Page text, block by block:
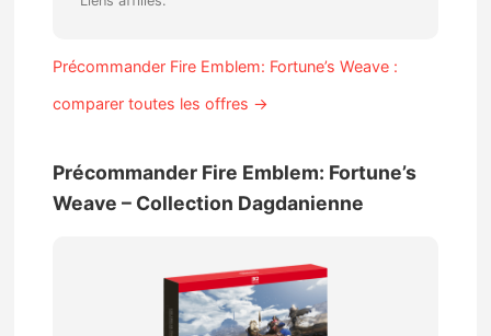
Précommander Fire Emblem: Fortune’s Weave :
comparer toutes les offres →
Précommander Fire Emblem: Fortune’s
Weave – Collection Dagdanienne